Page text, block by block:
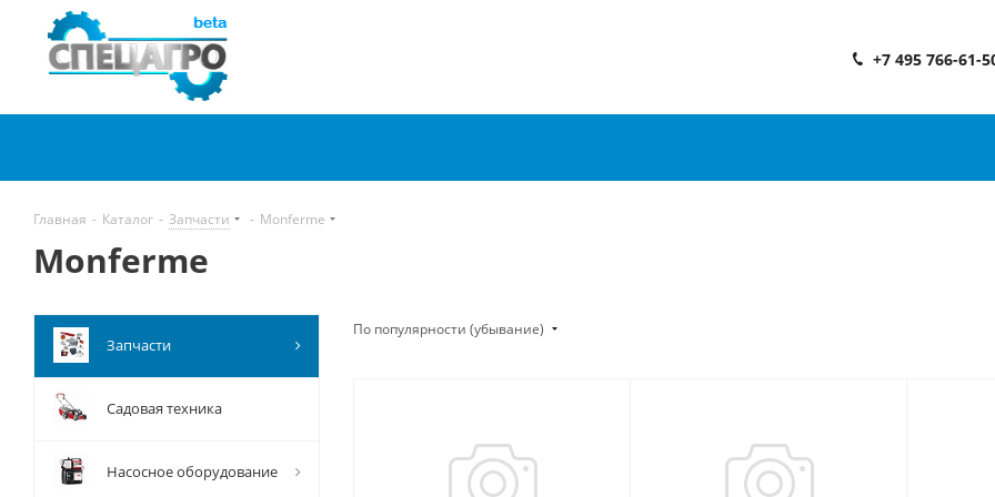
+7 495 766-61-
Главная - Каталог - Запчасти - Monferme
Monferme
По популярности (убывание)
Запчасти
Садовая техника
Насосное оборудование